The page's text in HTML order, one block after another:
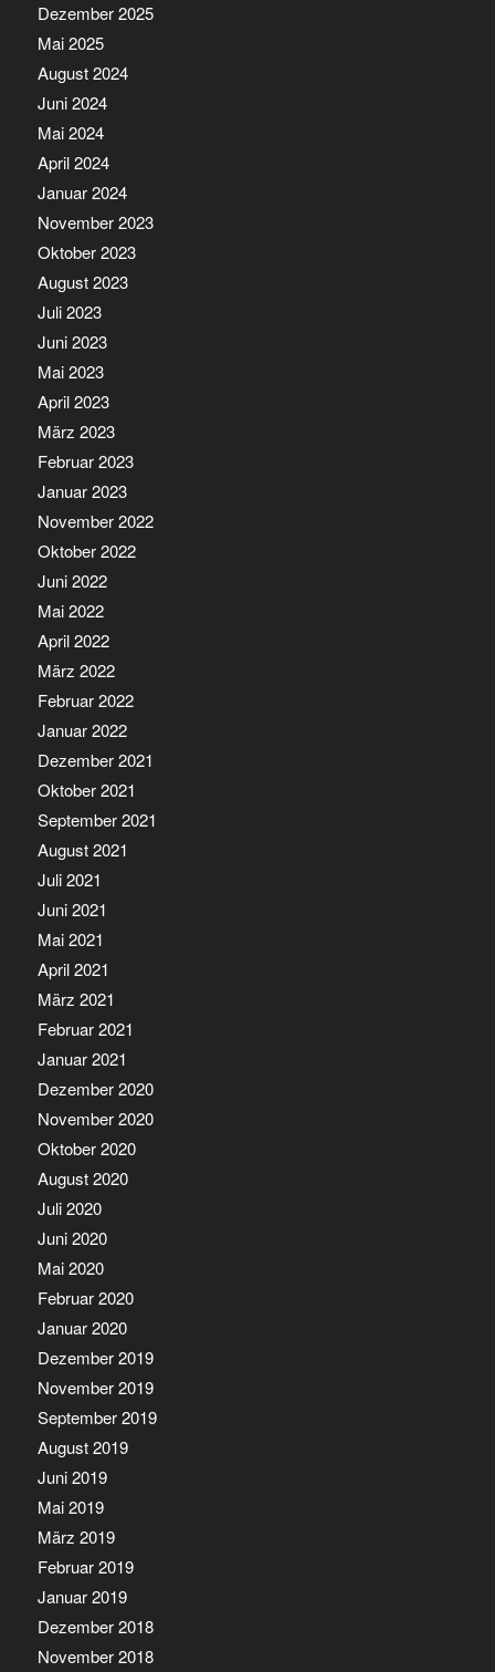
Dezember 2025
Mai 2025
August 2024
Juni 2024
Mai 2024
April 2024
Januar 2024
November 2023
Oktober 2023
August 2023
Juli 2023
Juni 2023
Mai 2023
April 2023
März 2023
Februar 2023
Januar 2023
November 2022
Oktober 2022
Juni 2022
Mai 2022
April 2022
März 2022
Februar 2022
Januar 2022
Dezember 2021
Oktober 2021
September 2021
August 2021
Juli 2021
Juni 2021
Mai 2021
April 2021
März 2021
Februar 2021
Januar 2021
Dezember 2020
November 2020
Oktober 2020
August 2020
Juli 2020
Juni 2020
Mai 2020
Februar 2020
Januar 2020
Dezember 2019
November 2019
September 2019
August 2019
Juni 2019
Mai 2019
März 2019
Februar 2019
Januar 2019
Dezember 2018
November 2018